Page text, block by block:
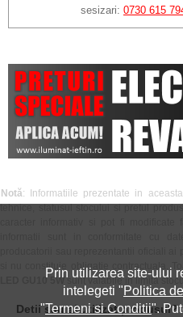
sesizari: 0730 615
Notă: Informatiile prezentate in
si nu constituie obligatie contractuala.
LED GU10 5W sunt valabile in limita
Detii sau ai utilizat produsul?
Prin utilizarea site-ului
intelegeti "Politica
"Termeni si Conditii".